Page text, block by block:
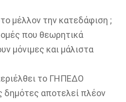
μέλλον την κατεδάφιση ;
που θεωρητικά
μόνιμες και μάλιστα
το ΓΗΠΕΔΟ
αποτελεί πλέον